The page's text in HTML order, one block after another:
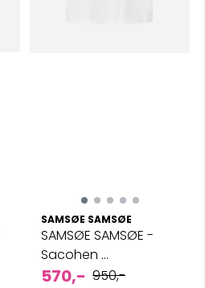
SAMSØE SAMSØE
SAMSØE SAMSØE -
Sacohen ...
570,- 950,-